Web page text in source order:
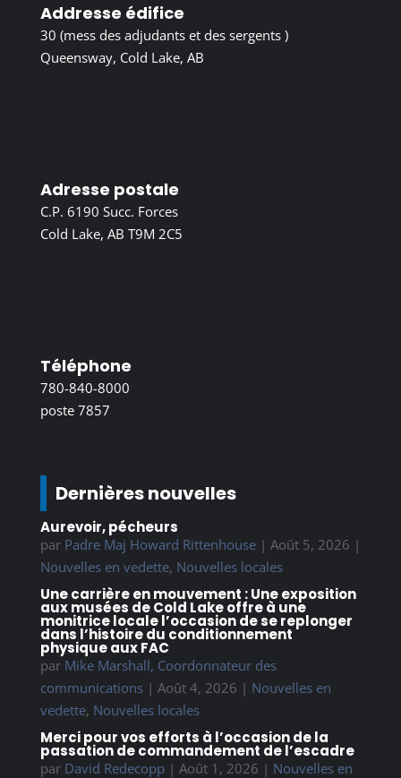
Addresse édifice
30 (mess des adjudants et des sergents )
Queensway, Cold Lake, AB
Adresse postale
C.P. 6190 Succ. Forces
Cold Lake, AB T9M 2C5
Téléphone
780-840-8000
poste 7857
Dernières nouvelles
Aurevoir, pécheurs
par Padre Maj Howard Rittenhouse| Août 5, 2026 |
Nouvelles en vedette, Nouvelles locales
Une carrière en mouvement : Une exposition
aux musées de Cold Lake offre à une
monitrice locale l’occasion de se replonger
dans l’histoire du conditionnement
physique aux FAC
par Mike Marshall, Coordonnateur des
communications| Août 4, 2026 | Nouvelles en
vedette, Nouvelles locales
Merci pour vos efforts à l’occasion de la
passation de commandement de l’escadre
par David Redecopp| Août 1, 2026 | Nouvelles en